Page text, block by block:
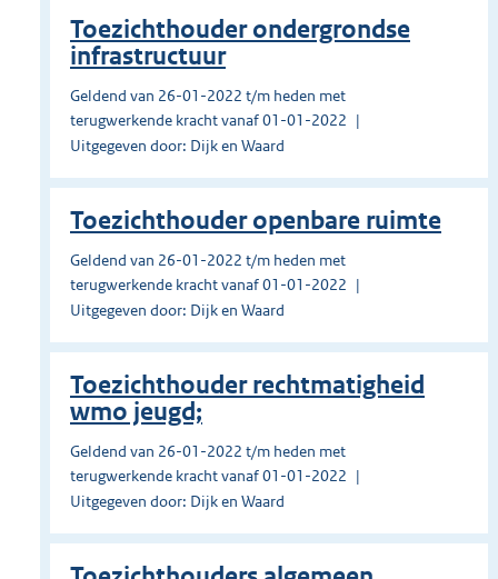
Toezichthouder ondergrondse
infrastructuur
Geldend van 26-01-2022 t/m heden met
terugwerkende kracht vanaf 01-01-2022
Uitgegeven door: Dijk en Waard
Toezichthouder openbare ruimte
Geldend van 26-01-2022 t/m heden met
terugwerkende kracht vanaf 01-01-2022
Uitgegeven door: Dijk en Waard
Toezichthouder rechtmatigheid
wmo jeugd;
Geldend van 26-01-2022 t/m heden met
terugwerkende kracht vanaf 01-01-2022
Uitgegeven door: Dijk en Waard